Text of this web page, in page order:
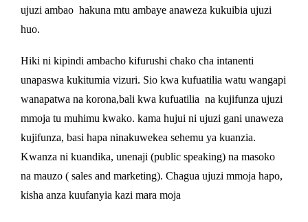
ujuzi ambao hakuna mtu ambaye anaweza kukuibia ujuzi
huo.
Hiki ni kipindi ambacho kifurushi chako cha intanenti
unapaswa kukitumia vizuri. Sio kwa kufuatilia watu wangapi
wanapatwa na korona,bali kwa kufuatilia na kujifunza ujuzi
mmoja tu muhimu kwako. kama hujui ni ujuzi gani unaweza
kujifunza, basi hapa ninakuwekea sehemu ya kuanzia.
Kwanza ni kuandika, unenaji (public speaking) na masoko
na mauzo ( sales and marketing). Chagua ujuzi mmoja hapo,
kisha anza kuufanyia kazi mara moja